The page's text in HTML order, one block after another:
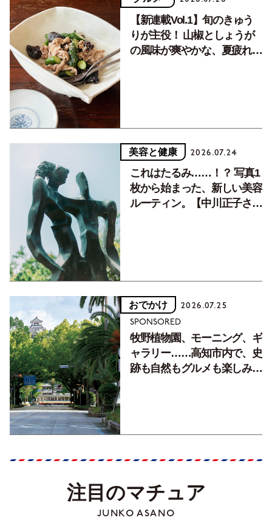
【新連載Vol.1】旬のきゅう
りが主役！ 山椒としょうが
の風味が爽やかな、夏疲れを
美容と健康 2026.07.24
これはたるみ……！？ 写真1
枚から始まった、新しい美容
ルーティン。【中川正子さん
おでかけ 2026.07.25
SPONSORED
牧野植物園、モーニング、ギ
ャラリー……高知市内で、史
跡も自然もグルメも楽しみ尽
注目のマチュア
JUNKO ASANO